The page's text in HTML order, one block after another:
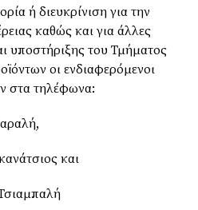
ή διευκρίνιση για την
καθώς και για άλλες
υποστήριξης του Τμήματος
οι ενδιαφερόμενοι
στα τηλέφωνα:
και